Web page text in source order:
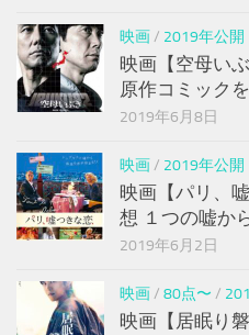
映画/ 2019年公開
映画【空母い
原作コミック
2019年6月8日
映画/ 2019年公開
映画【パリ、
想 １つの嘘か
2019年6月2日
映画/ 80点〜 /
映画【居眠り